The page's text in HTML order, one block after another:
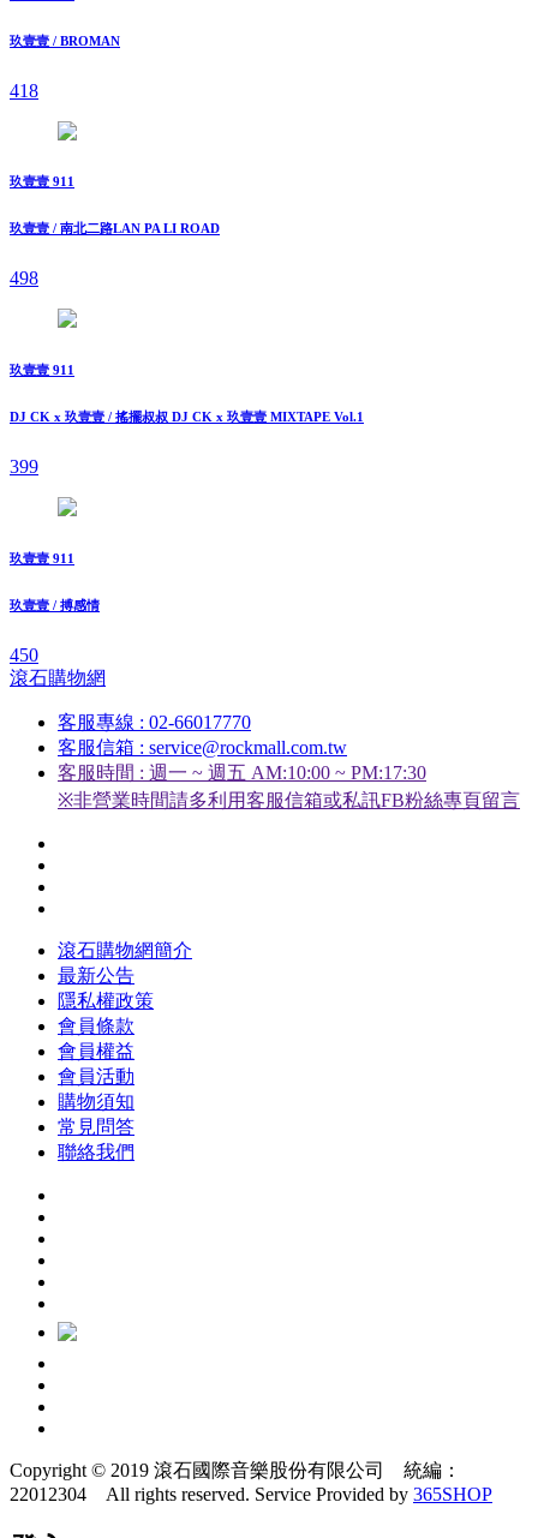
玖壹壹 / BROMAN
418
玖壹壹 911
玖壹壹 / 南北二路LAN PA LI ROAD
498
玖壹壹 911
DJ CK x 玖壹壹 / 搖擺叔叔 DJ CK x 玖壹壹 MIXTAPE Vol.1
399
玖壹壹 911
玖壹壹 / 搏感情
450
滾石購物網
客服專線 : 02-66017770
客服信箱 : service@rockmall.com.tw
客服時間 : 週一 ~ 週五 AM:10:00 ~ PM:17:30
※非營業時間請多利用客服信箱或私訊FB粉絲專頁留言
滾石購物網簡介
最新公告
隱私權政策
會員條款
會員權益
會員活動
購物須知
常見問答
聯絡我們
Copyright © 2019 滾石國際音樂股份有限公司 統編：
22012304 All rights reserved. Service Provided by 365SHOP